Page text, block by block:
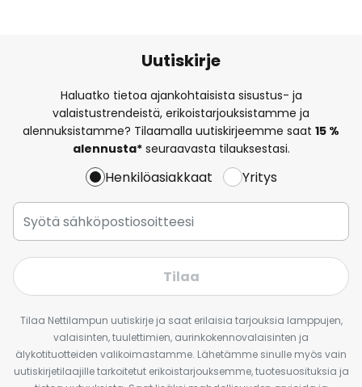
Uutiskirje
Haluatko tietoa ajankohtaisista sisustus- ja
valaistustrendeistä, erikoistarjouksistamme ja
alennuksistamme? Tilaamalla uutiskirjeemme saat 15 %
alennusta*seuraavasta tilauksestasi.
Henkilöasiakkaat Yritys
Tilaa
Tilaa Nettilampun uutiskirje ja saat erilaisia tarjouksia lamppujen,
valaisinten, tuulettimien, aurinkokennovalaisinten ja
älykotituotteiden valikoimastamme. Lähetämme sinulle myös vain
uutiskirjetilaajille tarkoitetut erikoistarjouksemme, tuotesuosituksia ja